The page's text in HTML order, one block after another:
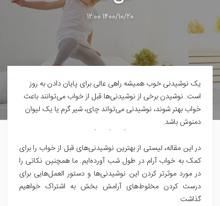
1400/10/20 12:00
یک نوشیدنی خوب همیشه راهی عالی برای پایان دادن به روز
است. نوشیدن برخی از نوشیدنی‌ها قبل از خواب می‌توانند باعث
خواب بهتر شوند، نوشیدنی می‌تواند چای، شیر گرم یا یک لیوان
دمنوش باشد.
در این مقاله، لیستی از بهترین نوشیدنی‌های قبل از خواب را برای
کمک به خواب آرام در طول شب آورده‌ایم. ما همچنین نکاتی را
در مورد موثرتر کردن این نوشیدنی‌ها و دستور العمل‌هایی برای
درست کردن مخلوط‌های آرامش بخش به اشتراک خواهیم
گذاشت.